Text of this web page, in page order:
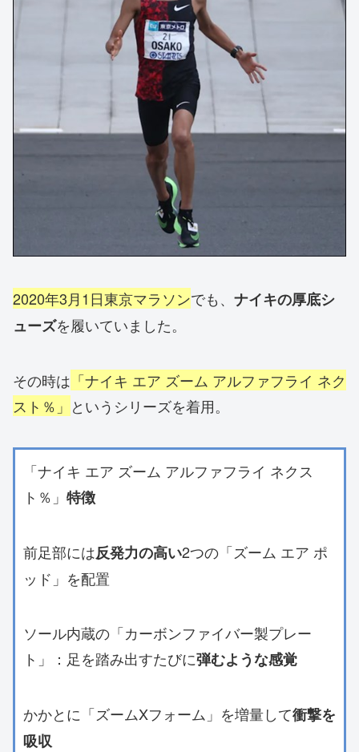
2020年3月1日東京マラソンでも、 ナイキの厚底シ
ューズを履いていました。
その時は 「ナイキ エア ズーム アルファフライ ネク
スト％」 というシリーズを着用。
「ナイキ エア ズーム アルファフライ ネクス
ト％」 特徴
前足部には反発力の高い2つの「ズーム エア ポ
ッド」を配置
ソール内蔵の「カーボンファイバー製プレー
ト」：足を踏み出すたびに弾むような感覚
かかとに「ズームXフォーム」を増量して衝撃を
吸収